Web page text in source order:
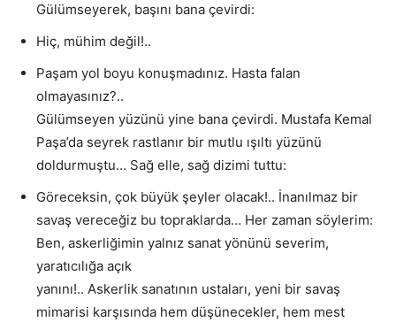
Gülümseyerek, başını bana çevirdi:
Hiç, mühim değil!..
Paşam yol boyu konuşmadınız. Hasta falan
olmayasınız?..
Gülümseyen yüzünü yine bana çevirdi. Mustafa Kemal
Paşa’da seyrek rastlanır bir mutlu ışıltı yüzünü
doldurmuştu… Sağ elle, sağ dizimi tuttu:
Göreceksin, çok büyük şeyler olacak!.. İnanılmaz bir
savaş vereceğiz bu topraklarda… Her zaman söylerim:
Ben, askerliğimin yalnız sanat yönünü severim,
yaratıcılığa açık
yanını!.. Askerlik sanatının ustaları, yeni bir savaş
mimarisi karşısında hem düşünecekler, hem mest